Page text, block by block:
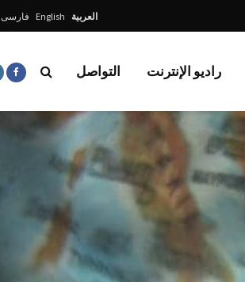
العربية English فارسی
راديو الإنترنت التواصل